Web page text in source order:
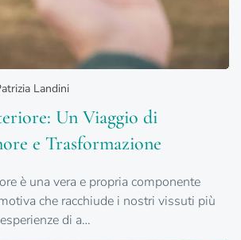
Landini
Un Viaggio di
e Trasformazione
è una vera e propria componente
che racchiude i nostri vissuti più
di a…